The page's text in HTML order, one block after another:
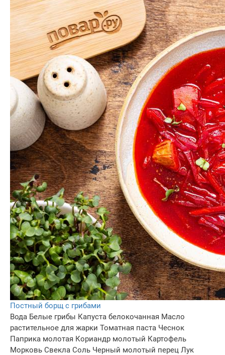
Постный борщ с грибами
Вода Белые грибы Капуста белокочанная Масло
растительное для жарки Томатная паста Чеснок
Паприка молотая Кориандр молотый Картофель
Морковь Свекла Соль Черный молотый перец Лук